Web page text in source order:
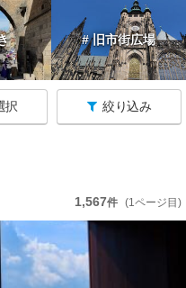
# 旧市街広場
択 絞り込み
1,567件 (1ページ目)